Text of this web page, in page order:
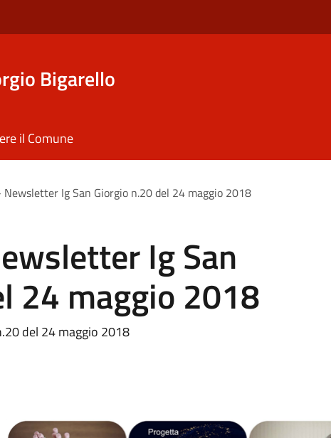
Bigarello
il Comune
Ig San Giorgio n.20 del 24 maggio 2018
Ig San
24 maggio 2018
del 24 maggio 2018